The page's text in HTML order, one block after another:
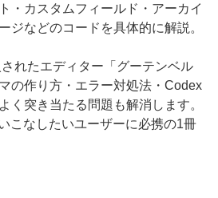
・カスタムフィールド・アーカイ
ジなどのコードを具体的に解説。
れたエディター「グーテンベル
の作り方・エラー対処法・Codex
く突き当たる問題も解消します。
こなしたいユーザーに必携の1冊